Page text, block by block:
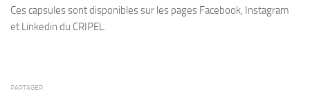
Ces capsules sont disponibles sur les pages Facebook, Instagram
et Linkedin du CRIPEL.
PARTAGER